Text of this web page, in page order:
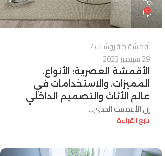
0
أقمشة مفروشات
29 سبتمبر 2023
الأقمشة العصرية: الأنواع،
المميزات، والاستخدامات في
عالم الأثاث والتصميم الداخلي
إن الأقمشة الحدي...
تابع القراءة